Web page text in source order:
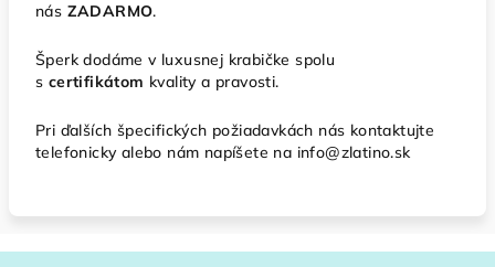
nás ZADARMO.
Šperk dodáme v luxusnej krabičke spolu
s certifikátom kvality a pravosti.
Pri ďalších špecifických požiadavkách nás kontaktujte
telefonicky alebo nám napíšete na info@zlatino.sk